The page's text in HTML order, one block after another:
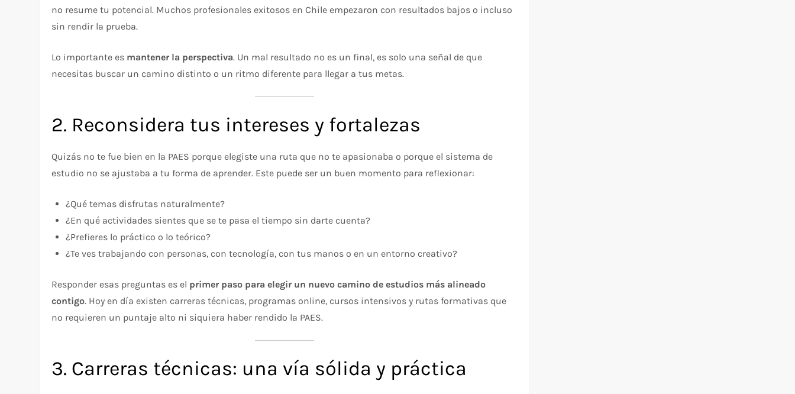
no resume tu potencial. Muchos profesionales exitosos en Chile empezaron con resultados bajos o incluso
sin rendir la prueba.
Lo importante es mantener la perspectiva. Un mal resultado no es un final, es solo una señal de que
necesitas buscar un camino distinto o un ritmo diferente para llegar a tus metas.
2. Reconsidera tus intereses y fortalezas
Quizás no te fue bien en la PAES porque elegiste una ruta que no te apasionaba o porque el sistema de
estudio no se ajustaba a tu forma de aprender. Este puede ser un buen momento para reflexionar:
¿Qué temas disfrutas naturalmente?
¿En qué actividades sientes que se te pasa el tiempo sin darte cuenta?
¿Prefieres lo práctico o lo teórico?
¿Te ves trabajando con personas, con tecnología, con tus manos o en un entorno creativo?
Responder esas preguntas es el primer paso para elegir un nuevo camino de estudios más alineado
contigo. Hoy en día existen carreras técnicas, programas online, cursos intensivos y rutas formativas que
no requieren un puntaje alto ni siquiera haber rendido la PAES.
3. Carreras técnicas: una vía sólida y práctica